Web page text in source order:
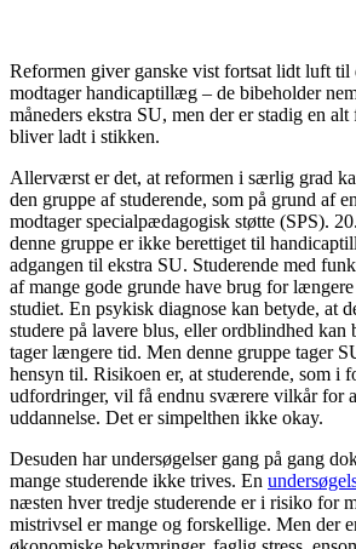
Reformen giver ganske vist fortsat lidt luft til
modtager handicaptillæg – de bibeholder
måneders ekstra SU, men der er stadig en
bliver ladt i stikken.
Allerværst er det, at reformen i særlig grad
den gruppe af studerende, som på grund af
modtager specialpædagogisk støtte (SPS).
denne gruppe er ikke berettiget til
adgangen til ekstra SU. Studerende med
af mange gode grunde have brug for
studiet. En psykisk diagnose kan betyde, at
studere på lavere blus, eller ordblindhed kan
tager længere tid. Men denne gruppe tager
hensyn til. Risikoen er, at studerende, som i
udfordringer, vil få endnu sværere vilkår for
uddannelse. Det er simpelthen ikke okay.
Desuden har undersøgelser gang på gang
mange studerende ikke trives. En
næsten hver tredje studerende er i risiko for
mistrivsel er mange og forskellige. Men der